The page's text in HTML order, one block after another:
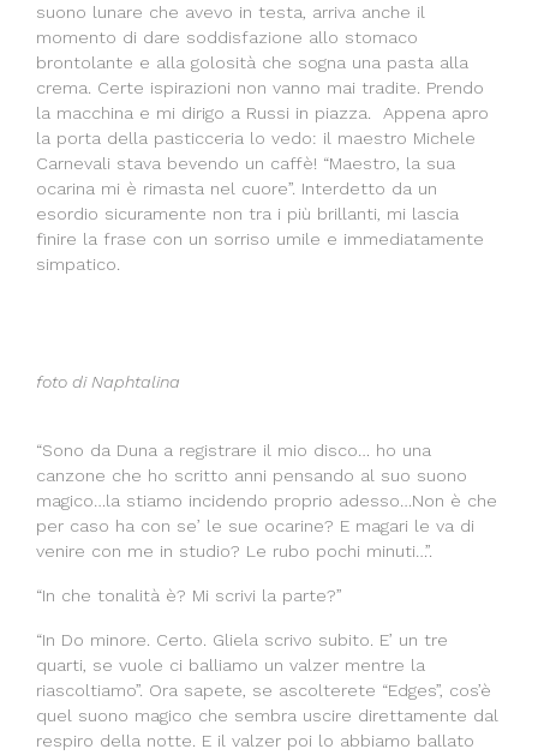
suono lunare che avevo in testa, arriva anche il
momento di dare soddisfazione allo stomaco
brontolante e alla golosità che sogna una pasta alla
crema. Certe ispirazioni non vanno mai tradite. Prendo
la macchina e mi dirigo a Russi in piazza. Appena apro
la porta della pasticceria lo vedo: il maestro Michele
Carnevali stava bevendo un caffè! “Maestro, la sua
ocarina mi è rimasta nel cuore”. Interdetto da un
esordio sicuramente non tra i più brillanti, mi lascia
finire la frase con un sorriso umile e immediatamente
simpatico.
foto di Naphtalina
“Sono da Duna a registrare il mio disco… ho una
canzone che ho scritto anni pensando al suo suono
magico…la stiamo incidendo proprio adesso…Non è che
per caso ha con se’ le sue ocarine? E magari le va di
venire con me in studio? Le rubo pochi minuti…”.
“In che tonalità è? Mi scrivi la parte?”
“In Do minore. Certo. Gliela scrivo subito. E’ un tre
quarti, se vuole ci balliamo un valzer mentre la
riascoltiamo”. Ora sapete, se ascolterete “Edges”, cos’è
quel suono magico che sembra uscire direttamente dal
respiro della notte. E il valzer poi lo abbiamo ballato